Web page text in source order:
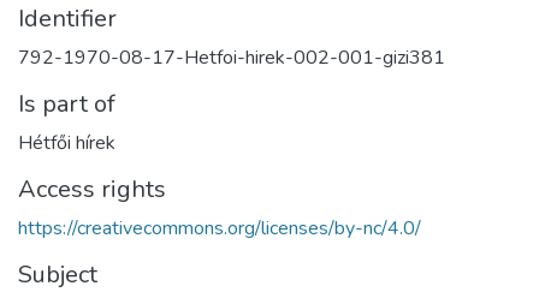
Identifier
792-1970-08-17-Hetfoi-hirek-002-001-gizi381
Is part of
Hétfői hírek
Access rights
https://creativecommons.org/licenses/by-nc/4.0/
Subject